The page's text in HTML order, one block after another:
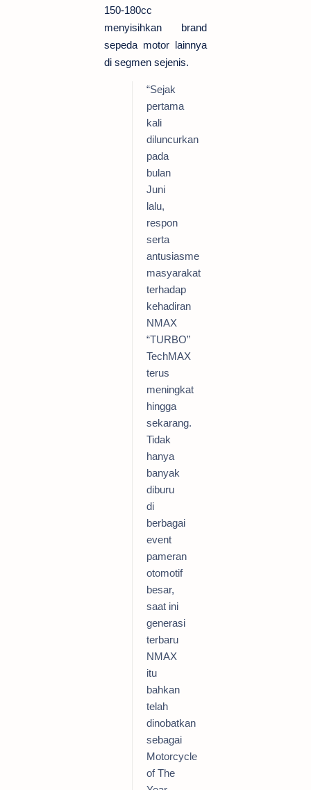
150-180cc
menyisihkan brand
sepeda motor lainnya
di segmen sejenis.
“Sejak
pertama
kali
diluncurkan
pada
bulan
Juni
lalu,
respon
serta
antusiasme
masyarakat
terhadap
kehadiran
NMAX
“TURBO”
TechMAX
terus
meningkat
hingga
sekarang.
Tidak
hanya
banyak
diburu
di
berbagai
event
pameran
otomotif
besar,
saat ini
generasi
terbaru
NMAX
itu
bahkan
telah
dinobatkan
sebagai
Motorcycle
of The